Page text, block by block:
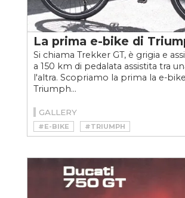
La prima e-bike di
Si chiama Trekker GT, è grigia e
a 150 km di pedalata assistita tra
l'altra. Scopriamo la prima la e-
Triumph...
GALLERY
#E-BIKE
#TRIUMPH
#TRIUMPH TREKKER GT